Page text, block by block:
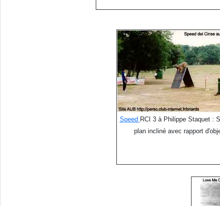
Speed RCI 3 à Philippe Staquet :
plan incliné avec rapport